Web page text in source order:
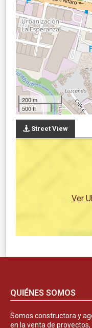
200 m
500 ft
Street View
Ver
QUIÉNES SOMOS
Somos constructora y
en la venta de